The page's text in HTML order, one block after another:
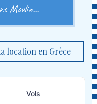
Moulin...
location en Grèce